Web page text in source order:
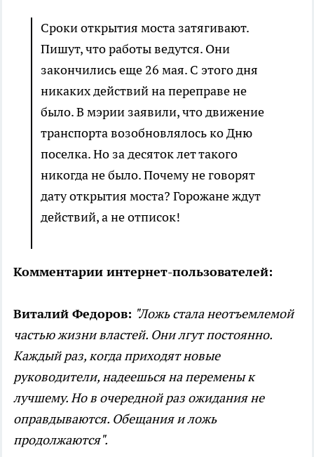
Сроки открытия моста затягивают.
Пишут, что работы ведутся. Они
закончились еще 26 мая. С этого дня
никаких действий на переправе не
было. В мэрии заявили, что движение
транспорта возобновлялось ко Дню
поселка. Но за десяток лет такого
никогда не было. Почему не говорят
дату открытия моста? Горожане ждут
действий, а не отписок!
Комментарии интернет-пользователей:
Виталий Федоров: "Ложь стала неотъемлемой
частью жизни властей. Они лгут постоянно.
Каждый раз, когда приходят новые
руководители, надеешься на перемены к
лучшему. Но в очередной раз ожидания не
оправдываются. Обещания и ложь
продолжаются".